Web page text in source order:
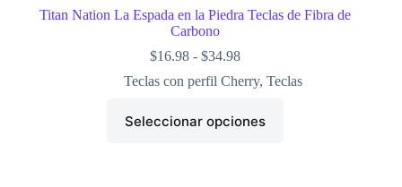
Titan Nation La Espada en la Piedra Teclas de Fibra de
Carbono
$16.98 - $34.98
Teclas con perfil Cherry, Teclas
Seleccionar opciones